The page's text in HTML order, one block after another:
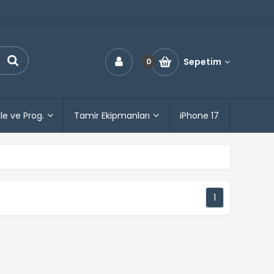
0 Sepetim
ve Prog. Tamir Ekipmanları iPhone 17
1